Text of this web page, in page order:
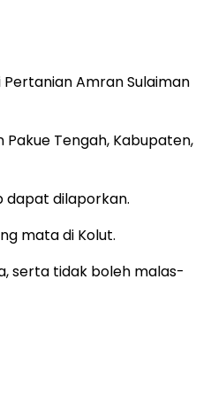
Amran Sulaiman
Tengah, Kabupaten,
dapat dilaporkan.
mata di Kolut.
serta tidak boleh malas-